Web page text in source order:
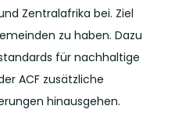
Zentralafrika bei. Ziel
zu haben. Dazu
für nachhaltige
ACF zusätzliche
hinausgehen.